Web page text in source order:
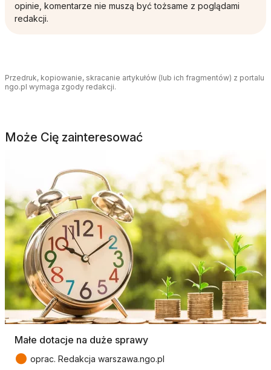
opinie, komentarze nie muszą być tożsame z poglądami
redakcji.
Przedruk, kopiowanie, skracanie artykułów (lub ich fragmentów) z portalu
ngo.pl wymaga zgody redakcji.
Może Cię zainteresować
Małe dotacje na duże sprawy
● oprac. Redakcja warszawa.ngo.pl